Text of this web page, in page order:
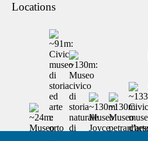
Locations